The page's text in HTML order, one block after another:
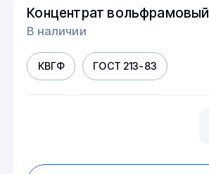
Концентрат вольфрамовый
В наличии
КВГФ ГОСТ 213-83